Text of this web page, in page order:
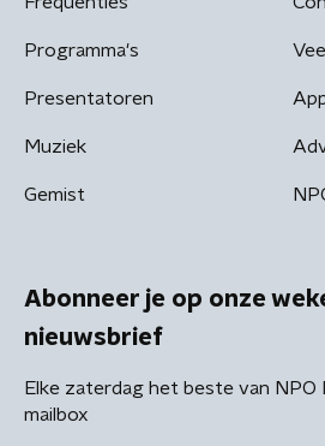
Programma's
Presentatoren
Muziek
Gemist
Abonneer je op onze
nieuwsbrief
Elke zaterdag het beste van NPO
mailbox